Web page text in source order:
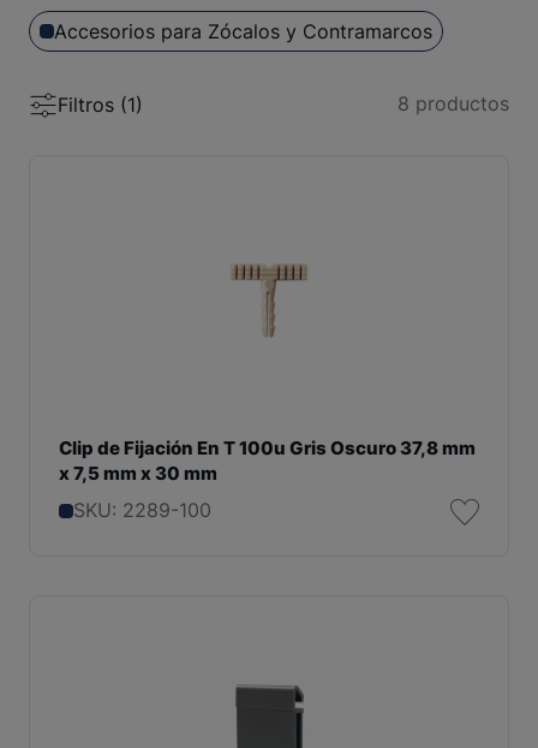
Accesorios para Zócalos y Contramarcos
Filtros (1) 8 productos
Clip de Fijación En T 100u Gris Oscuro 37,8 mm
x 7,5 mm x 30 mm
SKU: 2289-100